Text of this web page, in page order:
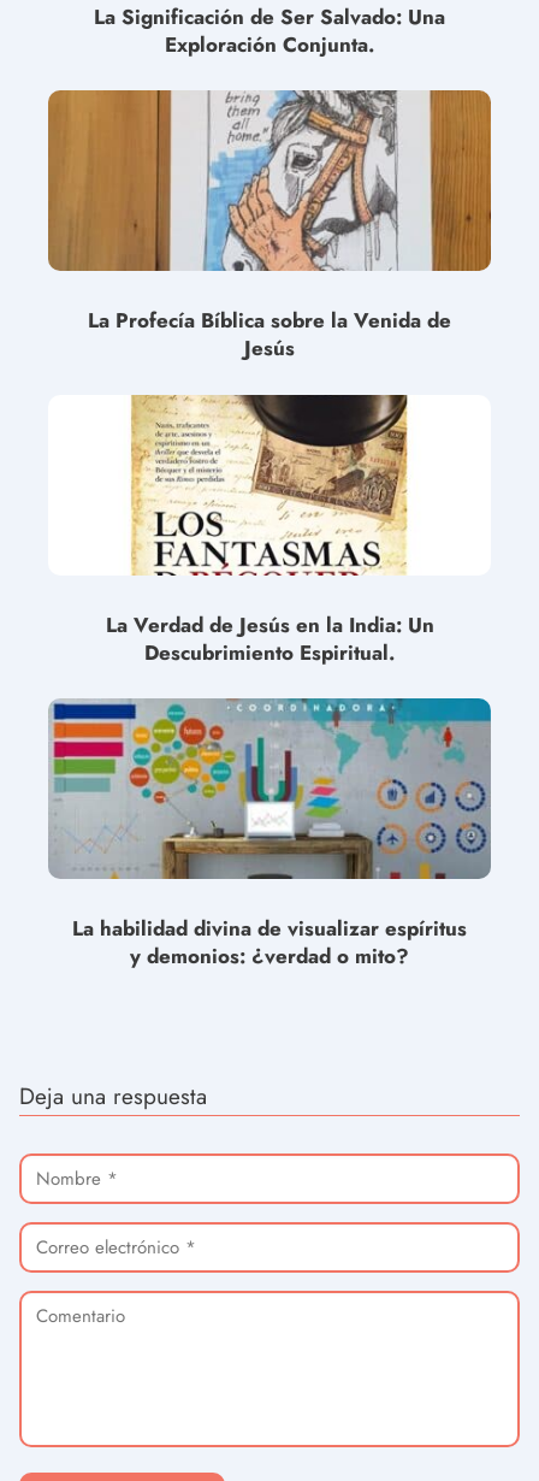
La Significación de Ser Salvado: Una
Exploración Conjunta.
La Profecía Bíblica sobre la Venida de
Jesús
La Verdad de Jesús en la India: Un
Descubrimiento Espiritual.
La habilidad divina de visualizar espíritus
y demonios: ¿verdad o mito?
Deja una respuesta